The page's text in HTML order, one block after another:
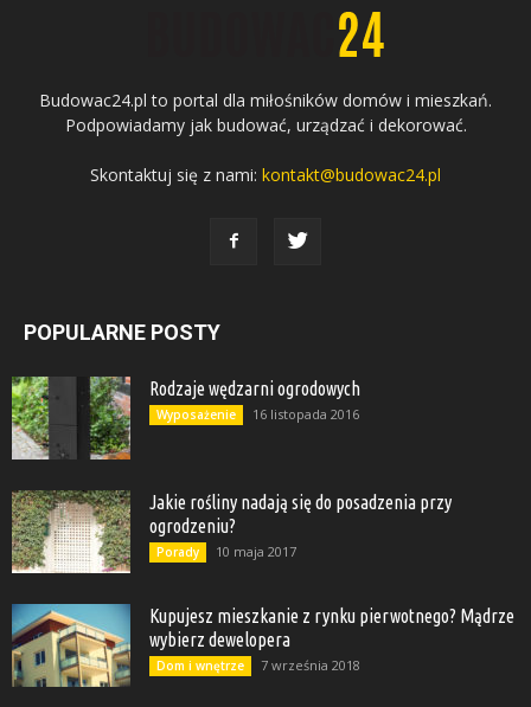
Budowac24.pl to portal dla miłośników domów i mieszkań.
Podpowiadamy jak budować, urządzać i dekorować.
Skontaktuj się z nami: kontakt@budowac24.pl
POPULARNE POSTY
Rodzaje wędzarni ogrodowych
Wyposażenie 16 listopada 2016
Jakie rośliny nadają się do posadzenia przy
ogrodzeniu?
Porady 10 maja 2017
Kupujesz mieszkanie z rynku pierwotnego? Mądrze
wybierz dewelopera
Dom i wnętrze 7 września 2018